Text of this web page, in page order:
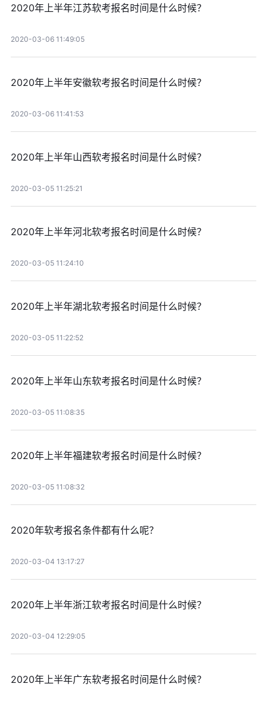
2020年上半年江苏软考报名时间是什么时候？
2020-03-06 11:49:05
2020年上半年安徽软考报名时间是什么时候？
2020-03-06 11:41:53
2020年上半年山西软考报名时间是什么时候？
2020-03-05 11:25:21
2020年上半年河北软考报名时间是什么时候？
2020-03-05 11:24:10
2020年上半年湖北软考报名时间是什么时候？
2020-03-05 11:22:52
2020年上半年山东软考报名时间是什么时候？
2020-03-05 11:08:35
2020年上半年福建软考报名时间是什么时候？
2020-03-05 11:08:32
2020年软考报名条件都有什么呢？
2020-03-04 13:17:27
2020年上半年浙江软考报名时间是什么时候？
2020-03-04 12:29:05
2020年上半年广东软考报名时间是什么时候？